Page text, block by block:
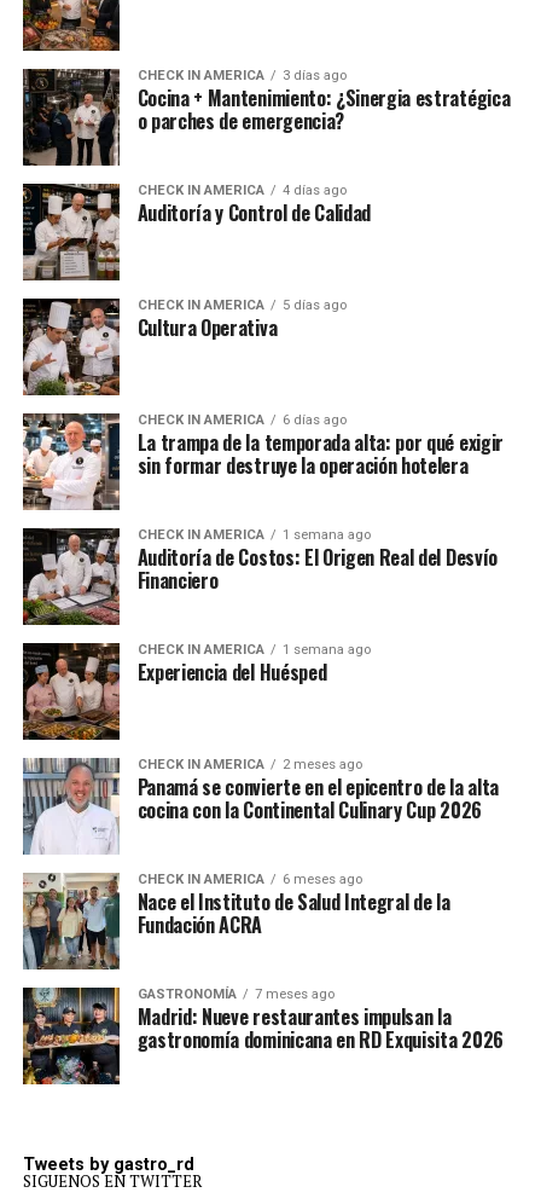
CHECK IN AMERICA 3 días ago
Cocina + Mantenimiento: ¿Sinergia estratégica
o parches de emergencia?
CHECK IN AMERICA 4 días ago
Auditoría y Control de Calidad
CHECK IN AMERICA 5 días ago
Cultura Operativa
CHECK IN AMERICA 6 días ago
La trampa de la temporada alta: por qué exigir
sin formar destruye la operación hotelera
CHECK IN AMERICA 1 semana ago
Auditoría de Costos: El Origen Real del Desvío
Financiero
CHECK IN AMERICA 1 semana ago
Experiencia del Huésped
CHECK IN AMERICA 2 meses ago
Panamá se convierte en el epicentro de la alta
cocina con la Continental Culinary Cup 2026
CHECK IN AMERICA 6 meses ago
Nace el Instituto de Salud Integral de la
Fundación ACRA
GASTRONOMÍA 7 meses ago
Madrid: Nueve restaurantes impulsan la
gastronomía dominicana en RD Exquisita 2026
Tweets by gastro_rd
SIGUENOS EN TWITTER